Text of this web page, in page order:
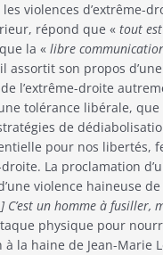
violences d’extrême-
répond que « tout
la « libre
assortit son propos
l’extrême-droite
tolérance libérale,
de
pour nos
La proclamation
violence haineuse
un homme à fusiller,
physique pour
la haine de Jean-Marie